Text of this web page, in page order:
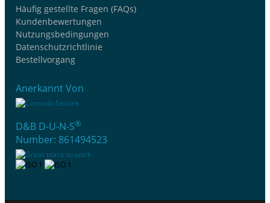
Häufig gestellte Fragen (FAQs)
Kundenbewertungen
Nutzungsbedingungen
Datenschutzrichtlinie
Bestellvorgang
Anerkannt Von
D&B D-U-N-S®
Number: 861494523